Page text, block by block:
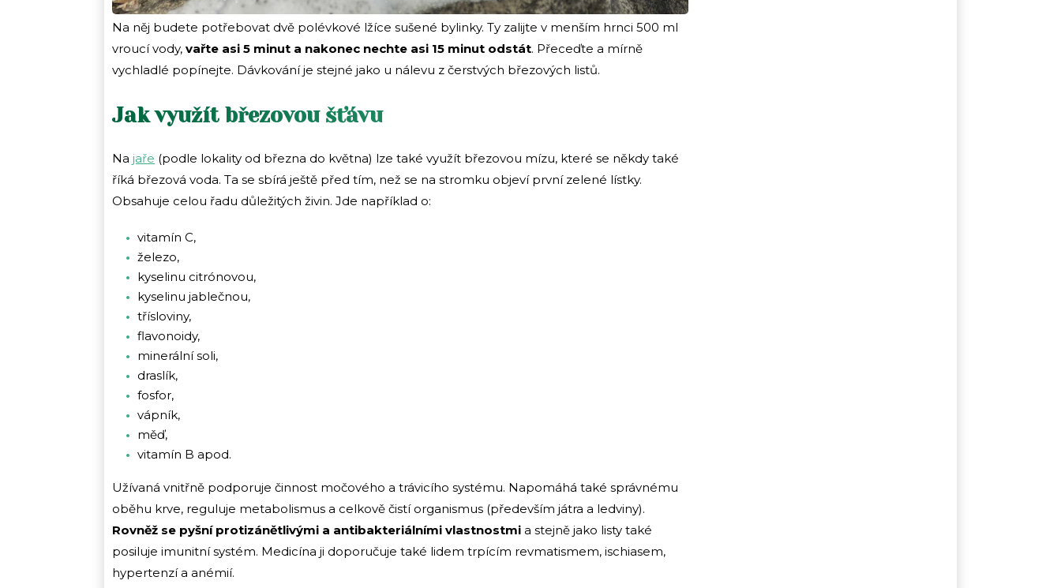
Na něj budete potřebovat dvě polévkové lžíce sušené bylinky. Ty zalijte v menším hrnci 500 ml
vroucí vody, vařte asi 5 minut a nakonec nechte asi 15 minut odstát. Přeceďte a mírně
vychladlé popínejte. Dávkování je stejné jako u nálevu z čerstvých březových listů.
Jak využít březovou šťávu
Na jaře (podle lokality od března do května) lze také využít březovou mízu, které se někdy také
říká březová voda. Ta se sbírá ještě před tím, než se na stromku objeví první zelené lístky.
Obsahuje celou řadu důležitých živin. Jde například o:
vitamín C,
železo,
kyselinu citrónovou,
kyselinu jablečnou,
třísloviny,
flavonoidy,
minerální soli,
draslík,
fosfor,
vápník,
měď,
vitamín B apod.
Užívaná vnitřně podporuje činnost močového a trávicího systému. Napomáhá také správnému
oběhu krve, reguluje metabolismus a celkově čistí organismus (především játra a ledviny).
Rovněž se pyšní protizánětlivými a antibakteriálními vlastnostmi a stejně jako listy také
posiluje imunitní systém. Medicína ji doporučuje také lidem trpícím revmatismem, ischiasem,
hypertenzí a anémií.